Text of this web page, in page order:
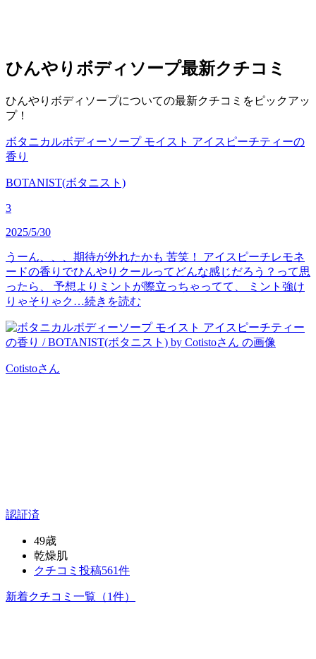
ひんやりボディソープ最新クチコミ
ひんやりボディソープについての最新クチコミをピックアッ
プ！
ボタニカルボディーソープ モイスト アイスピーチティーの
香り
BOTANIST(ボタニスト)
3
2025/5/30
うーん、、、期待が外れたかも 苦笑！ アイスピーチレモネ
ードの香りでひんやりクールってどんな感じだろう？って思
ったら、 予想よりミントが際立っちゃってて、 ミント強け
りゃそりゃク…続きを読む
Cotistoさん
認証済
49歳
乾燥肌
クチコミ投稿561件
新着クチコミ一覧 （1件）